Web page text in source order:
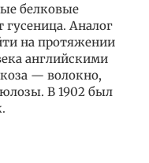
белковые
гусеница. Аналог
на протяжении
английскими
— волокно,
В 1902 был